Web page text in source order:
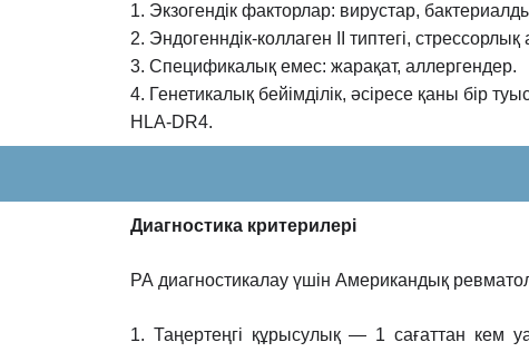
1. Экзогендік факторлар: вирустар,
2. Эндогенндік-коллаген II типтегі,
3. Спецификалық емес: жарақат, аллергендер.
4. Генетикалық бейімділік, əсіресе қаны бір
HLA-DR4.
Диагностика критерилері
РА диагностикалау үшін Американдық
1. Таңертеңгі құрысулық — 1 сағаттан кем